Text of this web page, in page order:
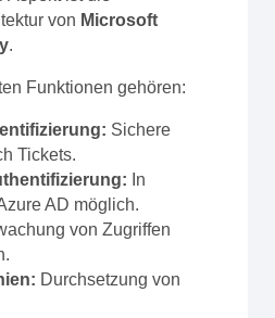
von Microsoft
.
Funktionen gehören:
Sichere
Tickets.
In
AD möglich.
von Zugriffen
Durchsetzung von